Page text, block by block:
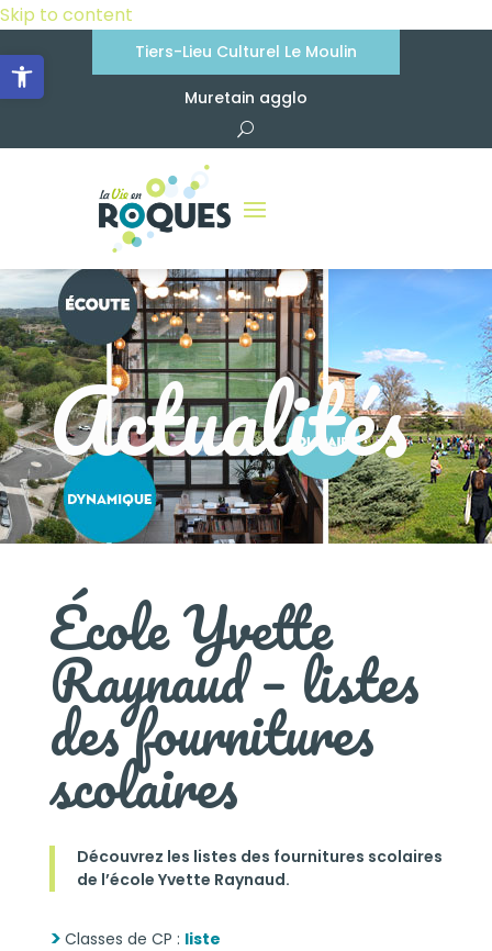
Skip to content
Ouvrir la barre d’outils Tiers-Lieu Culturel Le Moulin
Muretain agglo
Actualités
École Yvette
Raynaud – listes
des fournitures
scolaires
Découvrez les listes des fournitures scolaires
de l’école Yvette Raynaud.
Classes de CP : liste